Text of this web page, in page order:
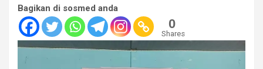
Bagikan di sosmed anda
0
Shares